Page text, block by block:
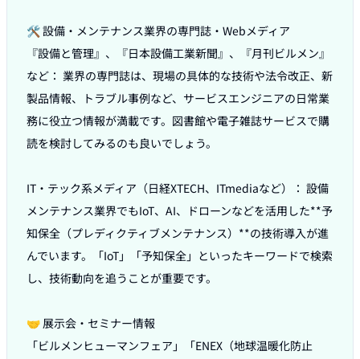
🛠️ 設備・メンテナンス業界の専門誌・Webメディア
『設備と管理』、『日本設備工業新聞』、『月刊ビルメン』
など： 業界の専門誌は、現場の具体的な技術や法令改正、新
製品情報、トラブル事例など、サービスエンジニアの日常業
務に役立つ情報が満載です。図書館や電子雑誌サービスで購
読を検討してみるのも良いでしょう。
IT・テック系メディア（日経XTECH、ITmediaなど）： 設備
メンテナンス業界でもIoT、AI、ドローンなどを活用した**予
知保全（プレディクティブメンテナンス）**の技術導入が進
んでいます。「IoT」「予知保全」といったキーワードで検索
し、技術動向を追うことが重要です。
🤝 展示会・セミナー情報
「ビルメンヒューマンフェア」「ENEX（地球温暖化防止